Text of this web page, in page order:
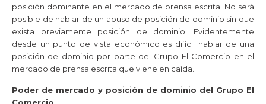
posición dominante en el mercado de prensa escrita. No será
posible de hablar de un abuso de posición de dominio sin que
exista previamente posición de dominio. Evidentemente
desde un punto de vista económico es difícil hablar de una
posición de dominio por parte del Grupo El Comercio en el
mercado de prensa escrita que viene en caída.
Poder de mercado y posición de dominio del Grupo El
Comercio